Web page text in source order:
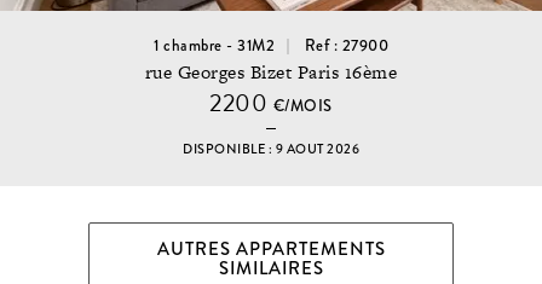
1 chambre - 31M2 Ref : 27900
rue Georges Bizet Paris 16ème
2200 €/MOIS
DISPONIBLE : 9 AOUT 2026
AUTRES APPARTEMENTS
SIMILAIRES